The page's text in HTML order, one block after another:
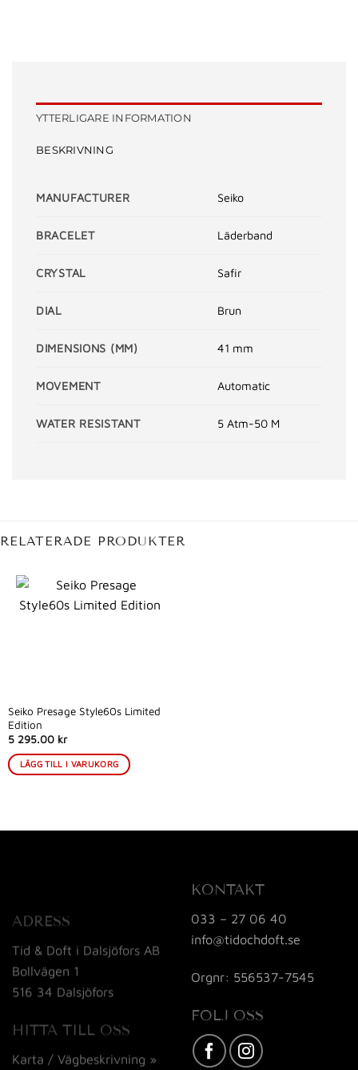
YTTERLIGARE INFORMATION
BESKRIVNING
MANUFACTURER Seiko
BRACELET Läderband
CRYSTAL Safir
DIAL Brun
DIMENSIONS (MM) 41 mm
MOVEMENT Automatic
WATER RESISTANT 5 Atm-50 M
RELATERADE PRODUKTER
Seiko Presage Style60s Limited
Edition
5 295.00 kr
LÄGG TILL I VARUKORG
ADRESS
Tid & Doft i Dalsjöfors AB
Bollvägen 1
516 34 Dalsjöfors
HITTA TILL OSS
Karta / Vägbeskrivning »
KONTAKT
033 – 27 06 40
info@tidochdoft.se
Orgnr: 556537-7545
FÖLJ OSS